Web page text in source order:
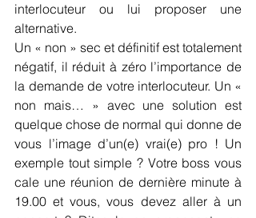
interlocuteur ou lui proposer une
alternative.
Un « non » sec et définitif est totalement
négatif, il réduit à zéro l’importance de
la demande de votre interlocuteur. Un «
non mais… » avec une solution est
quelque chose de normal qui donne de
vous l’image d’un(e) vrai(e) pro ! Un
exemple tout simple ? Votre boss vous
cale une réunion de dernière minute à
19.00 et vous, vous devez aller à un